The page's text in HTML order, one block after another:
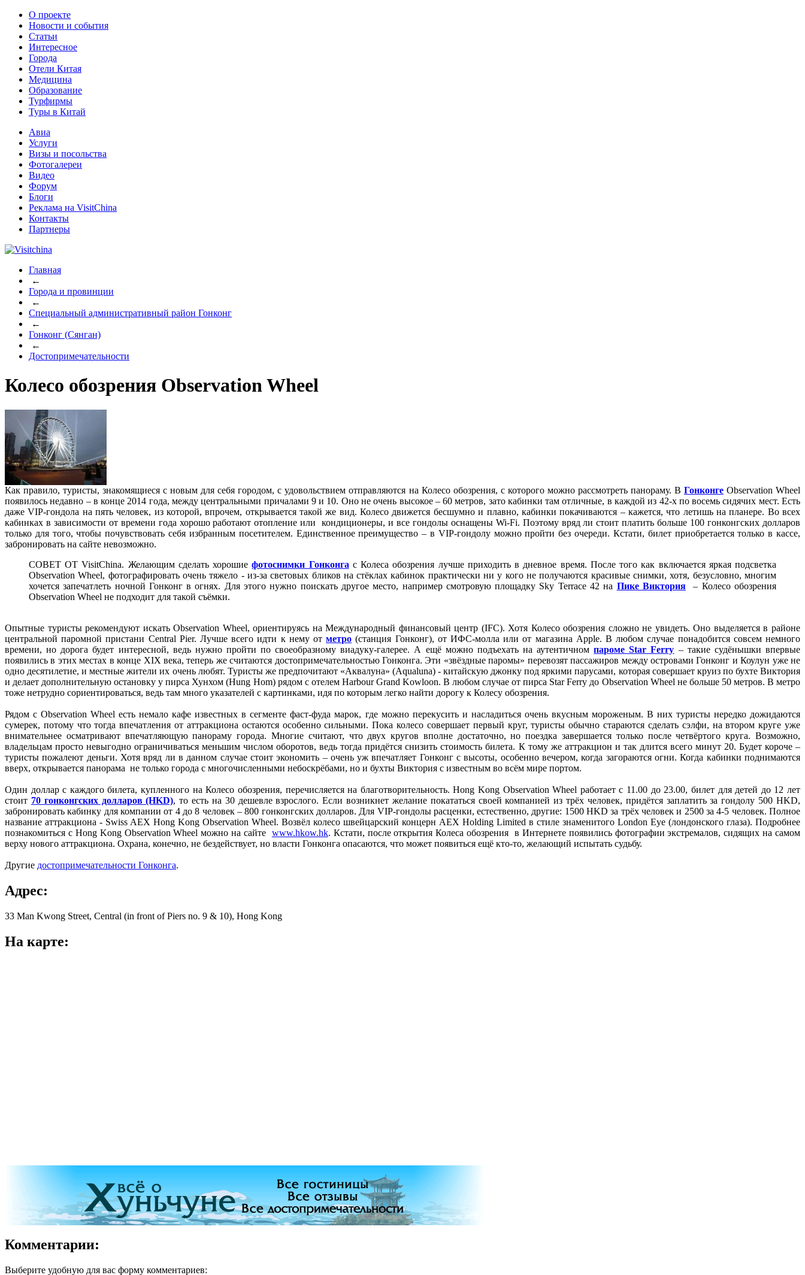
О проекте
Новости и события
Статьи
Интересное
Города
Отели Китая
Медицина
Образование
Турфирмы
Туры в Китай
Авиа
Услуги
Визы и посольства
Фотогалереи
Видео
Форум
Блоги
Реклама на VisitChina
Контакты
Партнеры
Главная
←
Города и провинции
←
Специальный административный район Гонконг
←
Гонконг (Сянган)
←
Достопримечательности
Колесо обозрения Observation Wheel
Как правило, туристы, знакомящиеся с новым для себя городом, с удовольствием отправляются на Колесо обозрения, с которого можно рассмотреть панораму. В ГонконгеObservation Wheel
появилось недавно – в конце 2014 года, между центральными причалами 9 и 10. Оно не очень высокое – 60 метров, зато кабинки там отличные, в каждой из 42-х по восемь сидячих мест. Есть
даже VIP-гондола на пять человек, из которой, впрочем, открывается такой же вид. Колесо движется бесшумно и плавно, кабинки покачиваются – кажется, что летишь на планере. Во всех
кабинках в зависимости от времени года хорошо работают отопление или кондиционеры, и все гондолы оснащены Wi-Fi. Поэтому вряд ли стоит платить больше 100 гонконгских долларов
только для того, чтобы почувствовать себя избранным посетителем. Единственное преимущество – в VIP-гондолу можно пройти без очереди. Кстати, билет приобретается только в кассе,
забронировать на сайте невозможно.
СОВЕТ ОТ VisitChina. Желающим сделать хорошиефотоснимки Гонконга с Колеса обозрения лучше приходить в дневное время. После того как включается яркая подсветка
Observation Wheel, фотографировать очень тяжело - из-за световых бликов на стёклах кабинок практически ни у кого не получаются красивые снимки, хотя, безусловно, многим
хочется запечатлеть ночной Гонконг в огнях. Для этого нужно поискать другое место, например смотровую площадку Sky Terrace 42 на Пике Виктория– Колесо обозрения
Observation Wheel не подходит для такой съёмки.
Опытные туристы рекомендуют искать Observation Wheel, ориентируясь на Международный финансовый центр (IFC). Хотя Колесо обозрения сложно не увидеть. Оно выделяется в районе
центральной паромной пристани Central Pier. Лучше всего идти к нему отметро (станция Гонконг), от ИФС-молла или от магазина Apple. В любом случае понадобится совсем немного
времени, но дорога будет интересной, ведь нужно пройти по своеобразному виадуку-галерее. А ещё можно подъехать на аутентичномпароме Star Ferry – такие судёнышки впервые
появились в этих местах в конце XIX века, теперь же считаются достопримечательностью Гонконга. Эти «звёздные паромы» перевозят пассажиров между островами Гонконг и Коулун уже не
одно десятилетие, и местные жители их очень любят. Туристы же предпочитают «Аквалуна» (Aqualuna) - китайскую джонку под яркими парусами, которая совершает круиз по бухте Виктория
и делает дополнительную остановку у пирса Хунхом (Hung Hom) рядом с отелем Harbour Grand Kowloon. В любом случае от пирса Star Ferry до Observation Wheel не больше 50 метров. В метро
тоже нетрудно сориентироваться, ведь там много указателей с картинками, идя по которым легко найти дорогу к Колесу обозрения.
Рядом с Observation Wheel есть немало кафе известных в сегменте фаст-фуда марок, где можно перекусить и насладиться очень вкусным мороженым. В них туристы нередко дожидаются
сумерек, потому что тогда впечатления от аттракциона остаются особенно сильными. Пока колесо совершает первый круг, туристы обычно стараются сделать сэлфи, на втором круге уже
внимательнее осматривают впечатляющую панораму города. Многие считают, что двух кругов вполне достаточно, но поездка завершается только после четвёртого круга. Возможно,
владельцам просто невыгодно ограничиваться меньшим числом оборотов, ведь тогда придётся снизить стоимость билета. К тому же аттракцион и так длится всего минут 20. Будет короче –
туристы пожалеют деньги. Хотя вряд ли в данном случае стоит экономить – очень уж впечатляет Гонконг с высоты, особенно вечером, когда загораются огни. Когда кабинки поднимаются
вверх, открывается панорама не только города с многочисленными небоскрёбами, но и бухты Виктория с известным во всём мире портом.
Один доллар с каждого билета, купленного на Колесо обозрения, перечисляется на благотворительность. Hong Kong Observation Wheel работает с 11.00 до 23.00, билет для детей до 12 лет
стоит 70 гонконгских долларов (HKD), то есть на 30 дешевле взрослого. Если возникнет желание покататься своей компанией из трёх человек, придётся заплатить за гондолу 500 HKD,
забронировать кабинку для компании от 4 до 8 человек – 800 гонконгских долларов. Для VIP-гондолы расценки, естественно, другие: 1500 HKD за трёх человек и 2500 за 4-5 человек. Полное
название аттракциона - Swiss AEX Hong Kong Observation Wheel. Возвёл колесо швейцарский концерн AEX Holding Limited в стиле знаменитого London Eye (лондонского глаза). Подробнее
познакомиться с Hong Kong Observation Wheel можно на сайте www.hkow.hk. Кстати, после открытия Колеса обозрения в Интернете появились фотографии экстремалов, сидящих на самом
верху нового аттракциона. Охрана, конечно, не бездействует, но власти Гонконга опасаются, что может появиться ещё кто-то, желающий испытать судьбу.
Другие достопримечательности Гонконга.
Адрес:
33 Man Kwong Street, Central (in front of Piers no. 9 & 10), Hong Kong
На карте:
Комментарии:
Выберите удобную для вас форму комментариев: